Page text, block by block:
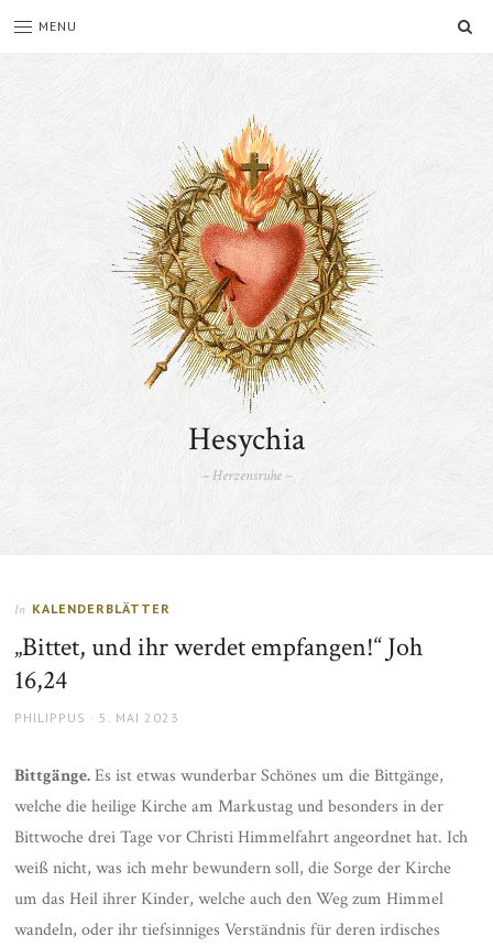
MENU
Hesychia
– Herzensruhe –
In KALENDERBLÄTTER
„Bittet, und ihr werdet empfangen!“ Joh
16,24
AUTHOR
PHILIPPUS
POSTED
5. MAI 2023
Bittgänge.Es ist etwas wunderbar Schönes um die Bittgänge,
welche die heilige Kirche am Markustag und besonders in der
Bittwoche drei Tage vor Christi Himmelfahrt angeordnet hat. Ich
weiß nicht, was ich mehr bewundern soll, die Sorge der Kirche
um das Heil ihrer Kinder, welche auch den Weg zum Himmel
wandeln, oder ihr tiefsinniges Verständnis für deren irdisches